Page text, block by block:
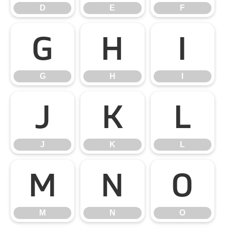
D E F
G
G
H
H
I
J
J
K
K
L
L
M
M
N
N
O
O